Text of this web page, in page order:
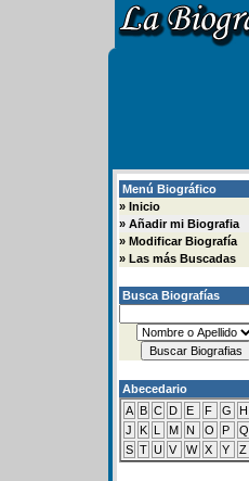
Menú Biográfico
» Inicio
» Añadir mi Biografia
» Modificar Biografía
» Las más Buscadas
Busca Biografías
Abecedario
A B C D E F G H
J
K L M N O P Q
S T U V W X Y Z